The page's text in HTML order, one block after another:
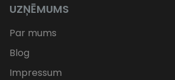
UZŅĒMUMS
Par mums
Blog
Impressum